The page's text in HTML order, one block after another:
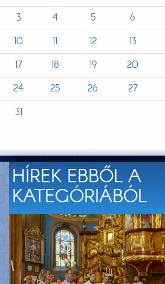
3
4 5 6
10
11 12 13
17
18 19 20
24
25 26 27
31
HÍREK EBBŐL A
KATEGÓRIÁBÓL